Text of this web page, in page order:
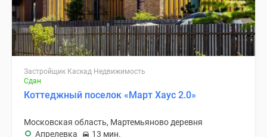
Застройщик Каскад Недвижимость
Сдан
Коттеджный поселок «Март Хаус 2.0»
Московская область, Мартемьяново деревня
Апрелевка
13 мин.